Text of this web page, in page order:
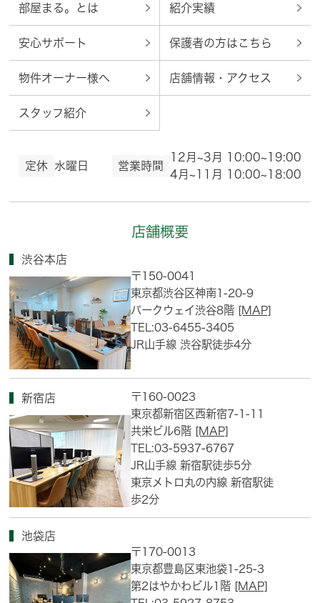
部屋まる。とは 紹介実績
安心サポート 保護者の方はこちら
物件オーナー様へ 店舗情報・アクセス
スタッフ紹介
定休 水曜日 営業時間
12月~3月 10:00~19:00
4月~11月 10:00~18:00
店舗概要
渋谷本店
〒150-0041
東京都渋谷区神南1-20-9
パークウェイ渋谷8階 [MAP]
TEL:03-6455-3405
JR山手線 渋谷駅徒歩4分
新宿店
〒160-0023
東京都新宿区西新宿7-1-11
共栄ビル6階 [MAP]
TEL:03-5937-6767
JR山手線 新宿駅徒歩5分
東京メトロ丸の内線 新宿駅徒
歩2分
池袋店
〒170-0013
東京都豊島区東池袋1-25-3
第2はやかわビル1階 [MAP]